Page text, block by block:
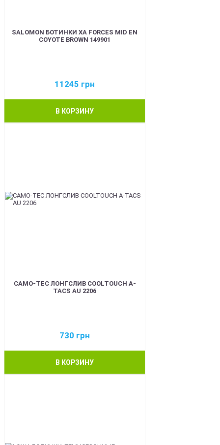
SALOMON БОТИНКИ XA FORCES MID EN
COYOTE BROWN 149901
11245 грн
В КОРЗИНУ
CAMO-TEC ЛОНГСЛИВ COOLTOUCH A-
TACS AU 2206
730 грн
В КОРЗИНУ